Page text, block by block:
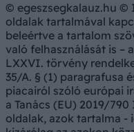
© egeszsegkalauz.hu ©
oldalak tartalmával
beleértve a tartalom
való felhasználását is –
LXXVI. törvény
35/A. § (1) paragrafusa
piacairól szóló európai
a Tanács (EU) 2019/
oldalak, azok tartalma -